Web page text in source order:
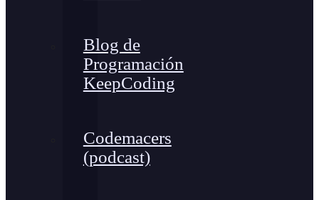
Blog de
Programación
KeepCoding
Codemacers
(podcast)